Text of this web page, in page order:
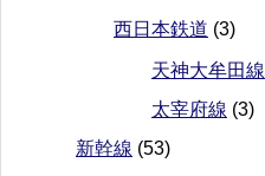
西日本鉄道 (3)
天神大牟田線
太宰府線 (3)
新幹線 (53)